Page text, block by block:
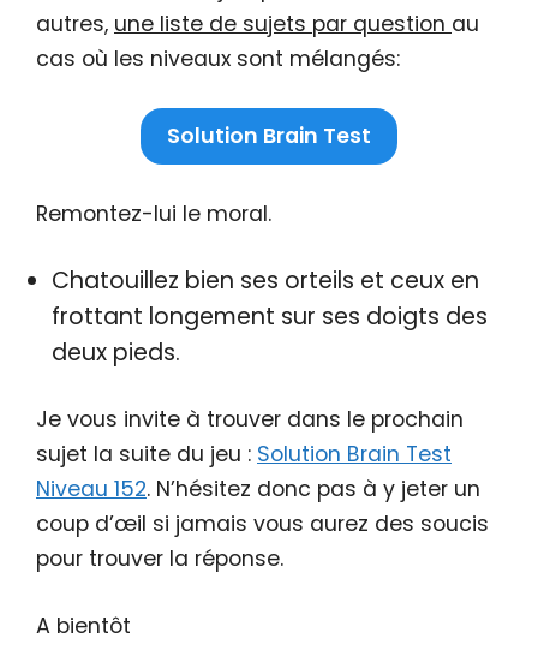
autres, une liste de sujets par question au
cas où les niveaux sont mélangés:
Solution Brain Test
Remontez-lui le moral.
Chatouillez bien ses orteils et ceux en
frottant longement sur ses doigts des
deux pieds.
Je vous invite à trouver dans le prochain
sujet la suite du jeu : Solution Brain Test
Niveau 152. N’hésitez donc pas à y jeter un
coup d’œil si jamais vous aurez des soucis
pour trouver la réponse.
A bientôt